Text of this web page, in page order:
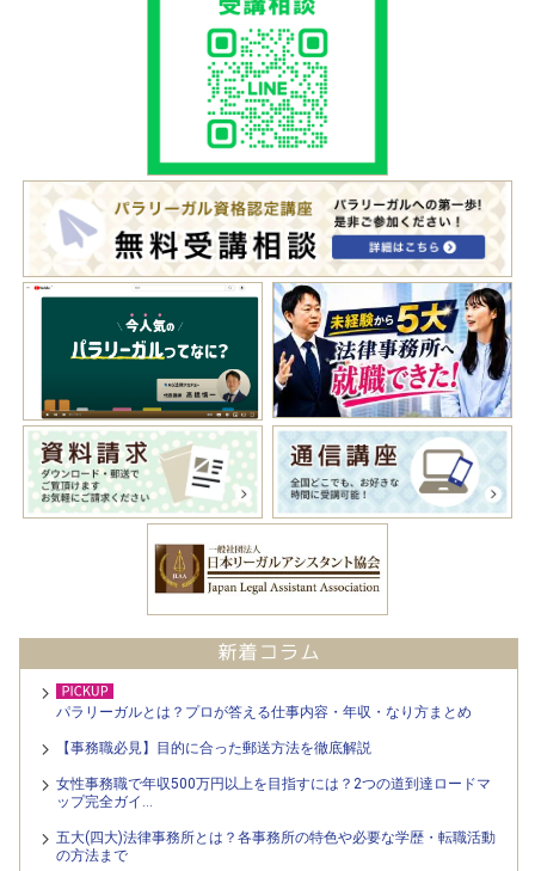
パラリーガルとは？プロが答える仕事内容・年収・なり方まとめ
【事務職必見】目的に合った郵送方法を徹底解説
女性事務職で年収500万円以上を目指すには？2つの道到達ロードマ
ップ完全ガイ…
五大(四大)法律事務所とは？各事務所の特色や必要な学歴・転職活動
の方法まで